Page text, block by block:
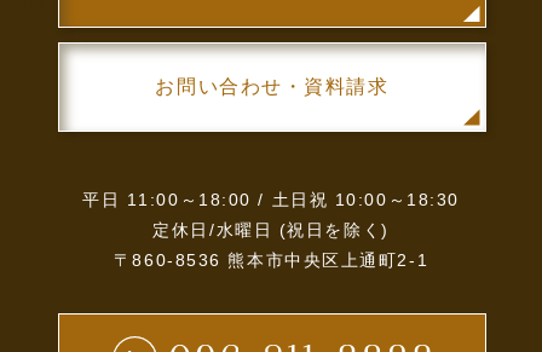
お問い合わせ・資料請求
平日 11:00～18:00 / 土日祝 10:00～18:30
定休日/水曜日 (祝日を除く)
〒860-8536 熊本市中央区上通町2-1